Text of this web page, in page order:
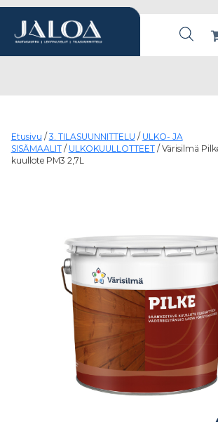
Products
Päävalikko
Etusivu / 3. TILASUUNNITTELU / ULKO- JA
SISÄMAALIT/ ULKOKUULLOTTEET/ Värisilmä
kuullote PM3 2,7L